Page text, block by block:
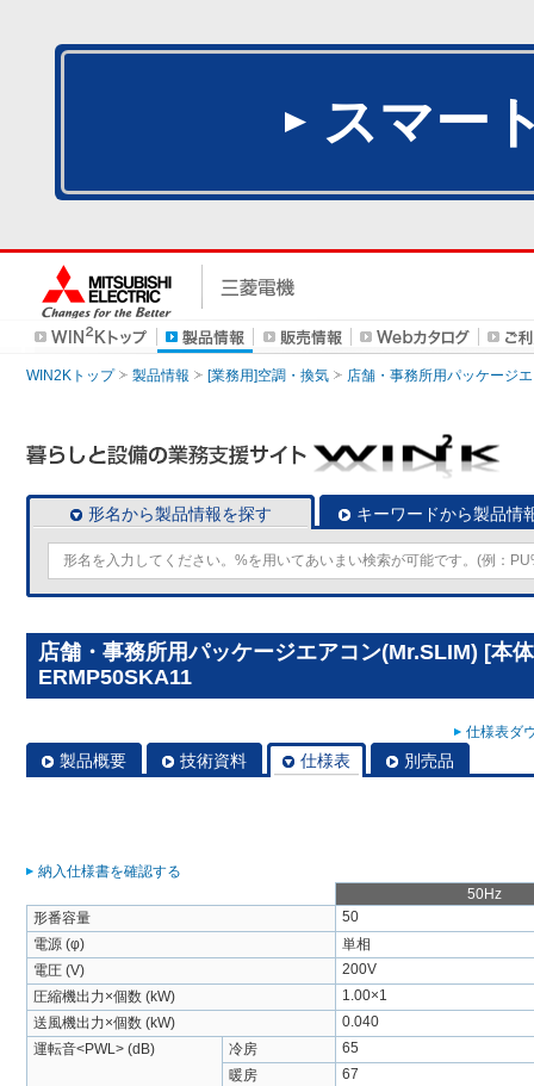
スマー
WIN2Kトップ 製品情報 [業務用]空調・換気 店舗・事務所用パッケージ
形名から製品情報を探す キーワードから製品情
店舗・事務所用パッケージエアコン(Mr.SLIM) [本
ERMP50SKA11
仕様表ダ
製品概要 技術資料 仕様表 別売品
納入仕様書を確認する
50Hz
形番容量
50
電源 (φ)
単相
電圧 (V)
200V
圧縮機出力×個数 (kW)
1.00×1
送風機出力×個数 (kW)
0.040
運転音<PWL> (dB)
冷房
65
暖房
67